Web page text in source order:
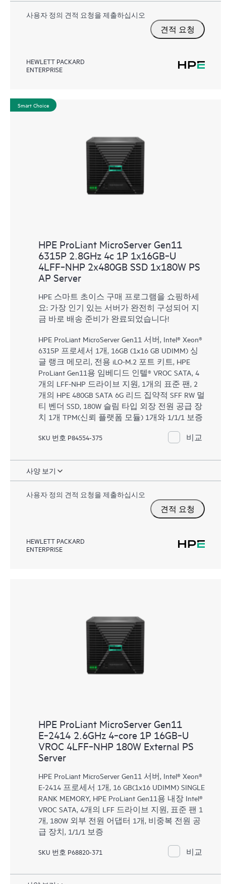
사용자 정의 견적 요청을 제출하십시오
견적 요청
HEWLETT PACKARD
ENTERPRISE
Smart Choice
HPE ProLiant MicroServer Gen11
6315P 2.8GHz 4c 1P 1x16GB‑U
4LFF‑NHP 2x480GB SSD 1x180W PS
AP Server
HPE 스마트 초이스 구매 프로그램을 쇼핑하세
요: 가장 인기 있는 서버가 완전히 구성되어 지
금 바로 배송 준비가 완료되었습니다!
HPE ProLiant MicroServer Gen11 서버, Intel® Xeon®
6315P 프로세서 1개, 16GB (1x16 GB UDIMM) 싱
글 랭크 메모리, 전용 iLO-M.2 포트 키트, HPE
ProLiant Gen11용 임베디드 인텔® VROC SATA, 4
개의 LFF-NHP 드라이브 지원, 1개의 표준 팬, 2
개의 HPE 480GB SATA 6G 리드 집약적 SFF RW 멀
티 벤더 SSD, 180W 슬림 타입 외장 전원 공급 장
치 1개 TPM(신뢰 플랫폼 모듈) 1개와 1/1/1 보증
SKU 번호 P84554-375 비교
사양 보기
사용자 정의 견적 요청을 제출하십시오
견적 요청
HEWLETT PACKARD
ENTERPRISE
HPE ProLiant MicroServer Gen11
E‑2414 2.6GHz 4‑core 1P 16GB‑U
VROC 4LFF‑NHP 180W External PS
Server
HPE ProLiant MicroServer Gen11 서버, Intel® Xeon®
E-2414 프로세서 1개, 16 GB(1x16 UDIMM) SINGLE
RANK MEMORY, HPE ProLiant Gen11용 내장 Intel®
VROC SATA, 4개의 LFF 드라이브 지원, 표준 팬 1
개, 180W 외부 전원 어댑터 1개, 비중복 전원 공
급 장치, 1/1/1 보증
SKU 번호 P68820-371 비교